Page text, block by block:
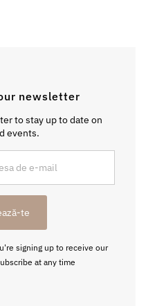
newsletter
to stay up to date on
events.
te
signing up to receive our
at any time